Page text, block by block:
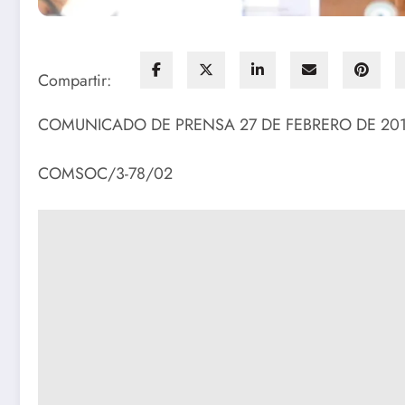
Compartir:
COMUNICADO DE PRENSA 27 DE FEBRERO DE
COMSOC/3-78/02